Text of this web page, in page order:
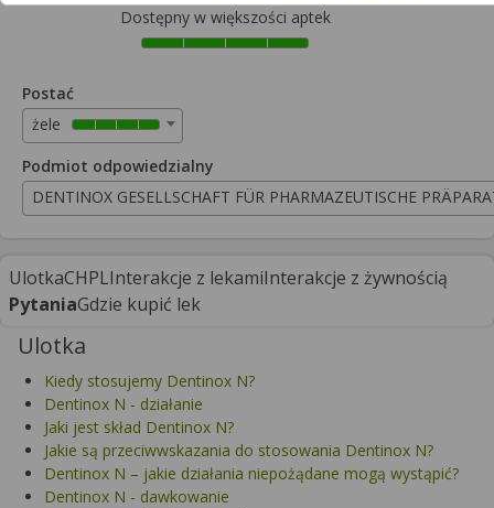
Dostępny w większości aptek
Postać
żele
Podmiot odpowiedzialny
DENTINOX GESELLSCHAFT FÜR PHARMAZEUTISCHE
UlotkaCHPLInterakcje z lekamiInterakcje z żywnością
PytaniaGdzie kupić lek
Ulotka
Kiedy stosujemy Dentinox N?
Dentinox N - działanie
Jaki jest skład Dentinox N?
Jakie są przeciwwskazania do stosowania Dentinox N?
Dentinox N – jakie działania niepożądane mogą wystąpić?
Dentinox N - dawkowanie